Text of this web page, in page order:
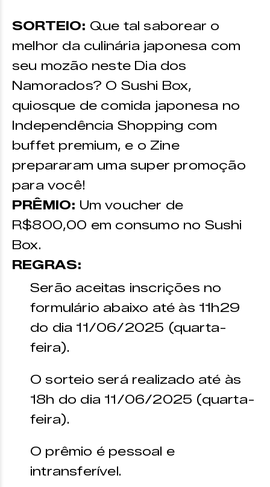
SORTEIO: Que tal saborear o
melhor da culinária japonesa com
seu mozão neste Dia dos
Namorados? O Sushi Box,
quiosque de comida japonesa no
Independência Shopping com
buffet premium, e o Zine
prepararam uma super promoção
para você!
PRÊMIO: Um voucher de
R$800,00 em consumo no Sushi
Box.
REGRAS:
Serão aceitas inscrições no
formulário abaixo até às 11h29
do dia 11/06/2025 (quarta-
feira).
O sorteio será realizado até às
18h do dia 11/06/2025 (quarta-
feira).
O prêmio é pessoal e
intransferível.